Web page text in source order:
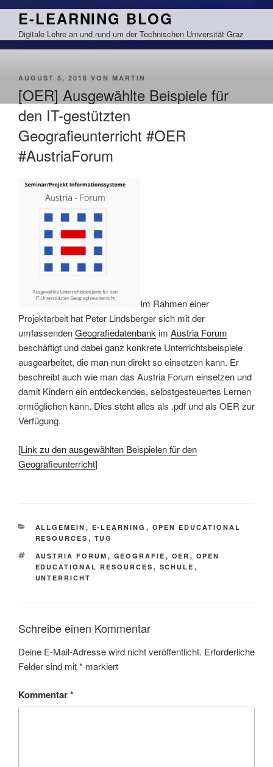
Zum
springen
E-LEARNING BLOG
Digitale Lehre an und rund um der Technischen Universität Graz
VERÖFFENTLICHT
AUGUST 5, 2016 VON MARTIN
[OER] Ausgewählte Beispiele für
den IT-gestützten
Geografieunterricht #OER
#AustriaForum
Im Rahmen einer
Projektarbeit hat Peter Lindsberger sich mit der
umfassendenGeografiedatenbank im Austria Forum
beschäftigt und dabei ganz konkrete Unterrichtsbeispiele
ausgearbeitet, die man nun direkt so einsetzen kann. Er
beschreibt auch wie man das Austria Forum einsetzen und
damit Kindern ein entdeckendes, selbstgesteuertes Lernen
ermöglichen kann. Dies steht alles als .pdf und als OER zur
Verfügung.
[Link zu den ausgewählten Beispielen für den
Geografieunterricht]
KATEGORIEN
ALLGEMEIN , E-LEARNING , OPEN EDUCATIONAL
RESOURCES , TUG
SCHLAGWÖRTER
AUSTRIA FORUM , GEOGRAFIE , OER , OPEN
EDUCATIONAL RESOURCES , SCHULE ,
UNTERRICHT
Schreibe einen Kommentar
Deine E-Mail-Adresse wird nicht veröffentlicht. Erforderliche
Felder sind mit* markiert
Kommentar*